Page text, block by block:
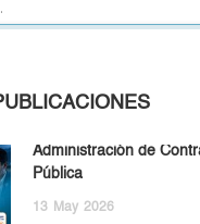
Administración de
Pública
13 May 2026